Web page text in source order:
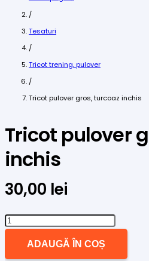
/
Tesaturi
/
Tricot trening, pulover
/
Tricot pulover gros, turcoaz inchis
Tricot pulover
inchis
30,00 lei
Cantitate
ADAUGĂ ÎN COȘ